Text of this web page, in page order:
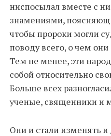
ниспосылал вместе с
знамениями,
чтобы пророки могли
поводу всего, о чем
Тем не менее, эти
собой относительно
Больше всех
ученые, священники и
Они и стали изменять и